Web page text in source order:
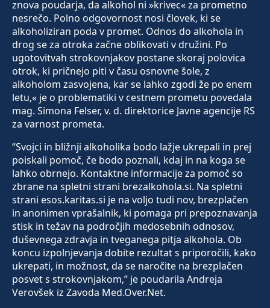
znova poudarja, da alkohol ni »krivec« za prometno
nesrečo. Polno odgovornost nosi človek, ki se
alkoholiziran poda v promet. Odnos do alkohola in
drog se za otroka začne oblikovati v družini. Po
ugotovitvah strokovnjakov postane skoraj polovica
otrok, ki pričnejo piti v času osnovne šole, z
alkoholom zasvojena, kar se lahko zgodi že po enem
letu,« je o problematiki v cestnem prometu povedala
mag. Simona Felser, v. d. direktorice Javne agencije RS
za varnost prometa.
“Svojci in bližnji alkoholika bodo lažje ukrepali in prej
poiskali pomoč, če bodo poznali, kdaj in na koga se
lahko obrnejo. Kontaktne informacije za pomoč so
zbrane na spletni strani brezalkohola.si. Na spletni
strani esos.karitas.si je na voljo tudi nov, brezplačen
in anonimen vprašalnik, ki pomaga pri prepoznavanja
stisk in težav na področjih medosebnih odnosov,
duševnega zdravja in tveganega pitja alkohola. Ob
koncu izpolnjevanja dobite rezultat s priporočili, kako
ukrepati, in možnost, da se naročite na brezplačen
posvet s strokovnjakom,” je poudarila Andreja
Verovšek iz Zavoda Med.Over.Net.